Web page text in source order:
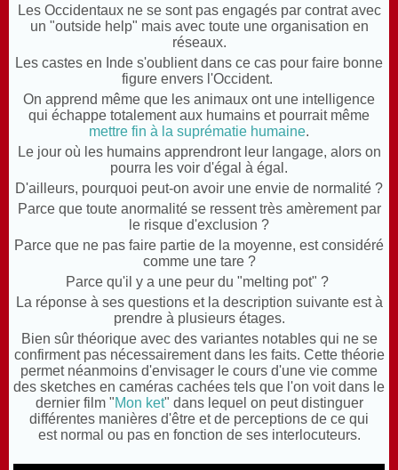
Les Occidentaux ne se sont pas engagés par contrat avec
un "outside help" mais avec toute une organisation en
réseaux.
Les castes en Inde s'oublient dans ce cas pour faire bonne
figure envers l'Occident.
On apprend même que les animaux ont une intelligence
qui échappe totalement aux humains et pourrait même
mettre fin à la suprématie humaine.
Le jour où les humains apprendront leur langage, alors on
pourra les voir d'égal à égal.
D'ailleurs, pourquoi peut-on avoir une envie de normalité ?
Parce que toute anormalité se ressent très amèrement par
le risque d'exclusion ?
Parce que ne pas faire partie de la moyenne, est considéré
comme une tare ?
Parce qu'il y a une peur du "melting pot" ?
La réponse à ses questions et la description suivante est à
prendre à plusieurs étages.
Bien sûr théorique avec des variantes notables qui ne se
confirment pas nécessairement dans les faits. Cette théorie
permet néanmoins d'envisager le cours d'une vie comme
des sketches en caméras cachées tels que l'on voit dans le
dernier film "Mon ket" dans lequel on peut distinguer
différentes manières d'être et de perceptions de ce qui
est normal ou pas en fonction de ses interlocuteurs.